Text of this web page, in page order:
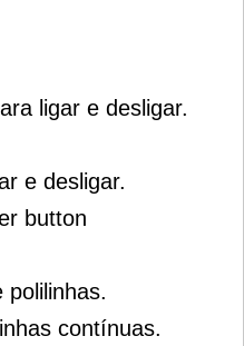
ligar e desligar.
e desligar.
button
polilinhas.
contínuas.